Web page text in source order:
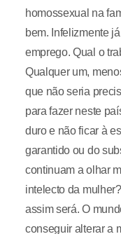
homossexual na
bem. Infelizmente
emprego. Qual o
Qualquer um,
que não seria
para fazer neste
duro e não ficar à
garantido ou do
continuam a olhar
intelecto da
assim será. O
conseguir alterar a